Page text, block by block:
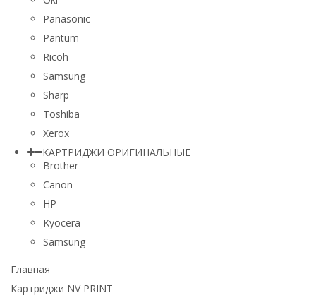
Panasonic
Pantum
Ricoh
Samsung
Sharp
Toshiba
Xerox
КАРТРИДЖИ ОРИГИНАЛЬНЫЕ
Brother
Canon
HP
Kyocera
Samsung
Главная
Картриджи NV PRINT